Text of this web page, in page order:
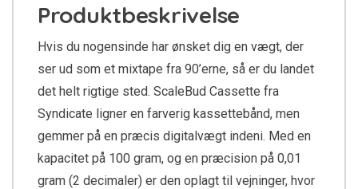
Produktbeskrivelse
Hvis du nogensinde har ønsket dig en vægt, der
ser ud som et mixtape fra 90’erne, så er du landet
det helt rigtige sted. ScaleBud Cassette fra
Syndicate ligner en farverig kassettebånd, men
gemmer på en præcis digitalvægt indeni. Med en
kapacitet på 100 gram, og en præcision på 0,01
gram (2 decimaler) er den oplagt til vejninger, hvor